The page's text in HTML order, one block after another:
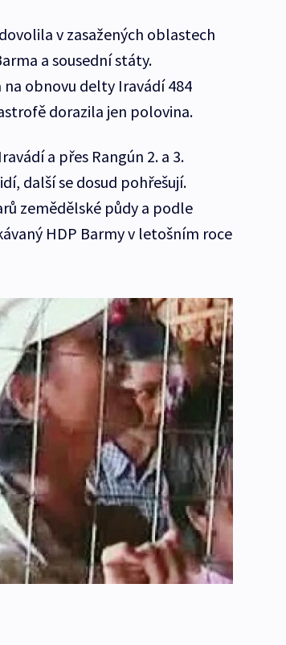
v zasažených oblastech
a sousední státy.
obnovu delty Iravádí 484
dorazila jen polovina.
a přes Rangún 2. a 3.
další se dosud pohřešují.
zemědělské půdy a podle
HDP Barmy v letošním roce